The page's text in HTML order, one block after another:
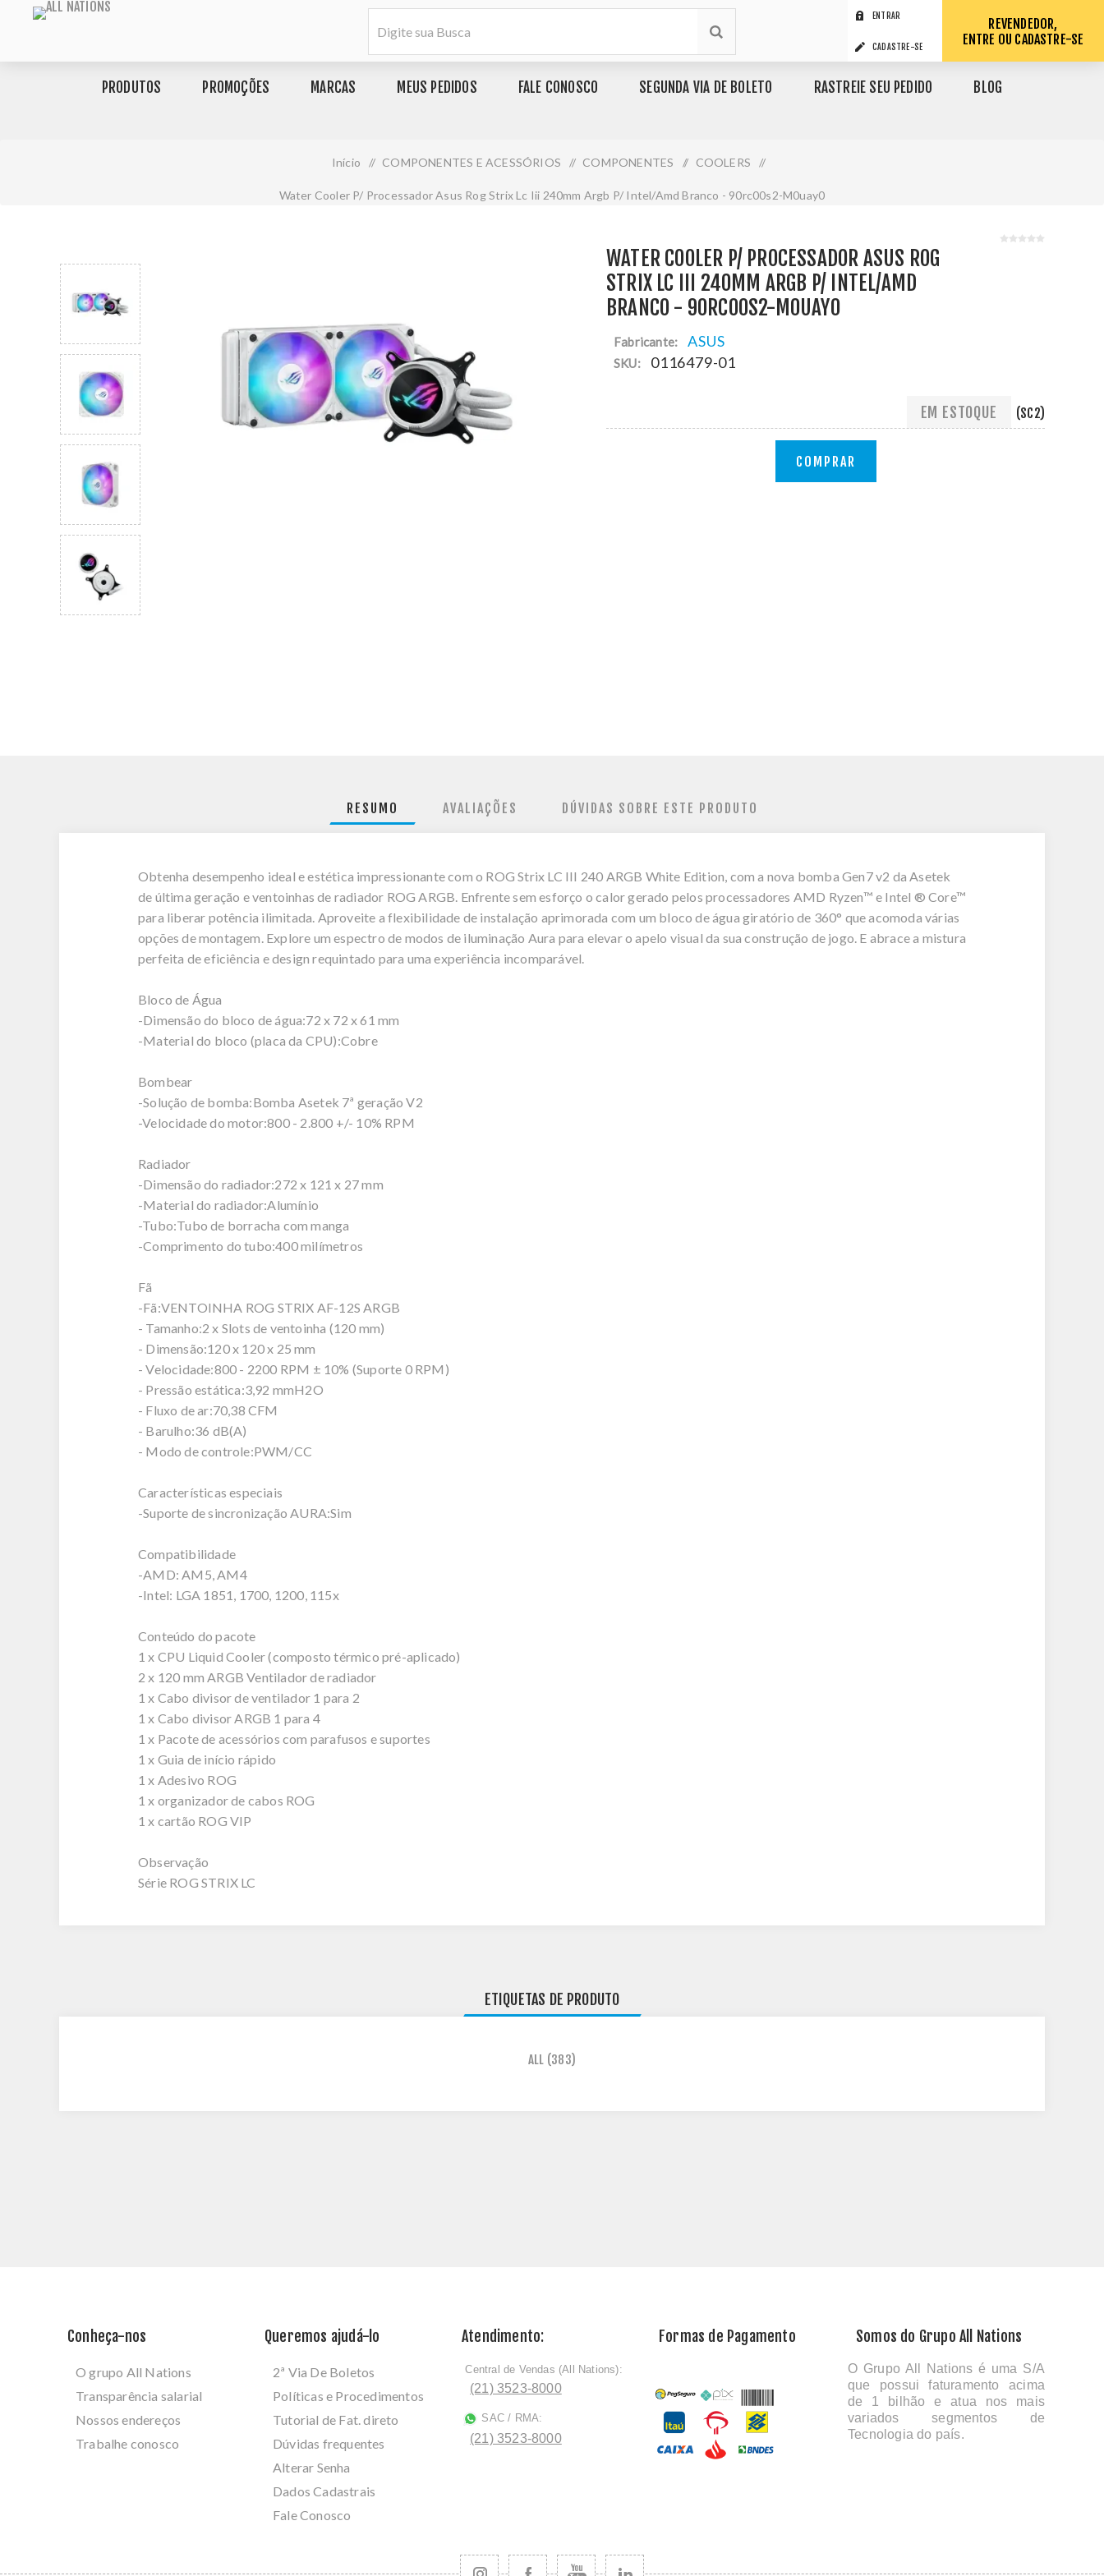
ENTRAR
CADASTRE-SE
REVENDEDOR,
ENTRE OU CADASTRE-SE
PRODUTOS PROMOÇÕES MARCAS MEUS PEDIDOS FALE CONOSCO SEGUNDA VIA DE BOLETO RASTREIE SEU PEDIDO BLOG
Início / COMPONENTES E ACESSÓRIOS / COMPONENTES / COOLERS /
Water Cooler P/ Processador Asus Rog Strix Lc Iii 240mm Argb P/ Intel/Amd Branco - 90rc00s2-M0uay0
WATER COOLER P/ PROCESSADOR ASUS ROG
STRIX LC III 240MM ARGB P/ INTEL/AMD
BRANCO - 90RC00S2-M0UAY0
Fabricante: ASUS
SKU: 0116479-01
EM ESTOQUE (SC2)
COMPRAR
RESUMO AVALIAÇÕES DÚVIDAS SOBRE ESTE PRODUTO
Obtenha desempenho ideal e estética impressionante com o ROG Strix LC III 240 ARGB White Edition, com a nova bomba Gen7 v2 da Asetek
de última geração e ventoinhas de radiador ROG ARGB. Enfrente sem esforço o calor gerado pelos processadores AMD Ryzen™ e Intel ® Core™
para liberar potência ilimitada. Aproveite a flexibilidade de instalação aprimorada com um bloco de água giratório de 360° que acomoda várias
opções de montagem. Explore um espectro de modos de iluminação Aura para elevar o apelo visual da sua construção de jogo. E abrace a mistura
perfeita de eficiência e design requintado para uma experiência incomparável.
Bloco de Água
-Dimensão do bloco de água:72 x 72 x 61 mm
-Material do bloco (placa da CPU):Cobre
Bombear
-Solução de bomba:Bomba Asetek 7ª geração V2
-Velocidade do motor:800 - 2.800 +/- 10% RPM
Radiador
-Dimensão do radiador:272 x 121 x 27 mm
-Material do radiador:Alumínio
-Tubo:Tubo de borracha com manga
-Comprimento do tubo:400 milímetros
Fã
-Fã:VENTOINHA ROG STRIX AF-12S ARGB
- Tamanho:2 x Slots de ventoinha (120 mm)
- Dimensão:120 x 120 x 25 mm
- Velocidade:800 - 2200 RPM ± 10% (Suporte 0 RPM)
- Pressão estática:3,92 mmH2O
- Fluxo de ar:70,38 CFM
- Barulho:36 dB(A)
- Modo de controle:PWM/CC
Características especiais
-Suporte de sincronização AURA:Sim
Compatibilidade
-AMD: AM5, AM4
-Intel: LGA 1851, 1700, 1200, 115x
Conteúdo do pacote
1 x CPU Liquid Cooler (composto térmico pré-aplicado)
2 x 120 mm ARGB Ventilador de radiador
1 x Cabo divisor de ventilador 1 para 2
1 x Cabo divisor ARGB 1 para 4
1 x Pacote de acessórios com parafusos e suportes
1 x Guia de início rápido
1 x Adesivo ROG
1 x organizador de cabos ROG
1 x cartão ROG VIP
Observação
Série ROG STRIX LC
ETIQUETAS DE PRODUTO
ALL (383)
Conheça-nos
O grupo All Nations
Transparência salarial
Nossos endereços
Trabalhe conosco
Queremos ajudá-lo
2ª Via De Boletos
Políticas e Procedimentos
Tutorial de Fat. direto
Dúvidas frequentes
Alterar Senha
Dados Cadastrais
Fale Conosco
Atendimento:
ﾠCentral de Vendas (All Nations):
(21) 3523-8000
SAC / RMA:
(21) 3523-8000
Formas de Pagamento Somos do Grupo All Nations
O Grupo All Nations é uma S/A
que possui faturamento acima
de 1 bilhão e atua nos mais
variados segmentos de
Tecnologia do país.